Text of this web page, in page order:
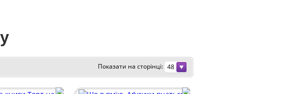
Показати на сторінці: 48